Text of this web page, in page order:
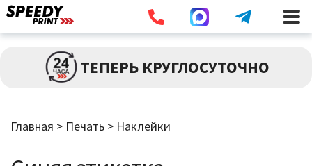
ПЕЧАТЬ ТЕПЕРЬ КРУГЛОСУТОЧНО
Главная > Печать > Наклейки